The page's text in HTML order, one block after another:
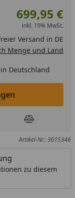
699,95 €
inkl. 19% MwSt.
Versand in DE
Menge und Land
Deutschland
legen
Produkt
Artikel-Nr.: 3015346
zu diesem